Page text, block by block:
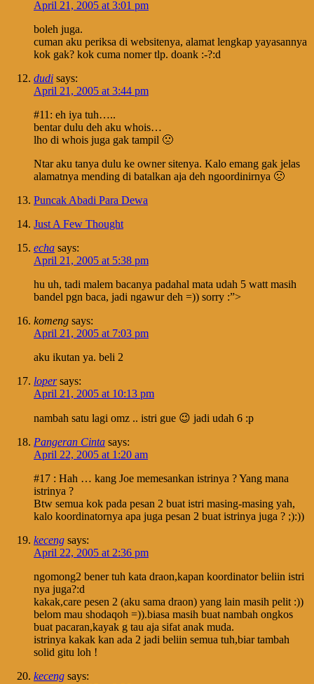
April 21, 2005 at 3:01 pm
boleh juga.
cuman aku periksa di websitenya, alamat lengkap yayasannya
kok gak? kok cuma nomer tlp. doank :-?:d
dudi says:
April 21, 2005 at 3:44 pm
#11: eh iya tuh…..
bentar dulu deh aku whois…
lho di whois juga gak tampil 🙁
Ntar aku tanya dulu ke owner sitenya. Kalo emang gak jelas
alamatnya mending di batalkan aja deh ngoordinirnya 🙁
Puncak Abadi Para Dewa
Just A Few Thought
echa says:
April 21, 2005 at 5:38 pm
hu uh, tadi malem bacanya padahal mata udah 5 watt masih
bandel pgn baca, jadi ngawur deh =)) sorry :”>
komeng says:
April 21, 2005 at 7:03 pm
aku ikutan ya. beli 2
loper says:
April 21, 2005 at 10:13 pm
nambah satu lagi omz .. istri gue 😉 jadi udah 6 :p
Pangeran Cinta says:
April 22, 2005 at 1:20 am
#17 : Hah … kang Joe memesankan istrinya ? Yang mana
istrinya ?
Btw semua kok pada pesan 2 buat istri masing-masing yah,
kalo koordinatornya apa juga pesan 2 buat istrinya juga ? ;):))
keceng says:
April 22, 2005 at 2:36 pm
ngomong2 bener tuh kata draon,kapan koordinator beliin istri
nya juga?:d
kakak,care pesen 2 (aku sama draon) yang lain masih pelit :))
belom mau shodaqoh =)).biasa masih buat nambah ongkos
buat pacaran,kayak g tau aja sifat anak muda.
istrinya kakak kan ada 2 jadi beliin semua tuh,biar tambah
solid gitu loh !
keceng says: